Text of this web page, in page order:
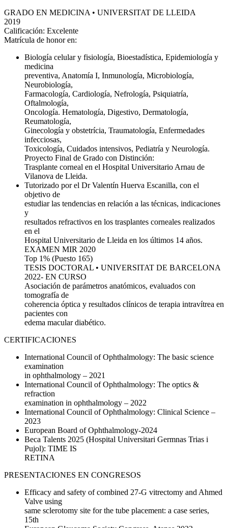
GRADO EN MEDICINA • UNIVERSITAT DE LLEIDA
2019
Calificación: Excelente
Matrícula de honor en:
Biología celular y fisiología, Bioestadística, Epidemiología y
medicina
preventiva, Anatomía I, Inmunología, Microbiología,
Neurobiología,
Farmacología, Cardiología, Nefrología, Psiquiatría,
Oftalmología,
Oncología. Hematología, Digestivo, Dermatología,
Reumatología,
Ginecología y obstetrícia, Traumatología, Enfermedades
infecciosas,
Toxicología, Cuidados intensivos, Pediatría y Neurología.
Proyecto Final de Grado con Distinción:
Trasplante corneal en el Hospital Universitario Arnau de
Vilanova de Lleida.
Tutorizado por el Dr Valentín Huerva Escanilla, con el
objetivo de
estudiar las tendencias en relación a las técnicas, indicaciones
y
resultados refractivos en los trasplantes corneales realizados
en el
Hospital Universitario de Lleida en los últimos 14 años.
EXAMEN MIR 2020
Top 1% (Puesto 165)
TESIS DOCTORAL • UNIVERSITAT DE BARCELONA
2022- EN CURSO
Asociación de parámetros anatómicos, evaluados con
tomografía de
coherencia óptica y resultados clínicos de terapia intravítrea en
pacientes con
edema macular diabético.
CERTIFICACIONES
International Council of Ophthalmology: The basic science
examination
in ophthalmology – 2021
International Council of Ophthalmology: The optics &
refraction
examination in ophthalmology – 2022
International Council of Ophthalmology: Clinical Science –
2023
European Board of Ophthalmology-2024
Beca Talents 2025 (Hospital Universitari Germnas Trias i
Pujol): TIME IS
RETINA
PRESENTACIONES EN CONGRESOS
Efficacy and safety of combined 27-G vitrectomy and Ahmed
Valve using
same sclerotomy site for the tube placement: a case series,
15th